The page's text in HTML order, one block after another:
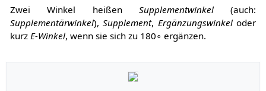
Zwei Winkel heißen Supplementwinkel(auch:
Supplementärwinkel),Supplement, Ergänzungswinkeloder
kurz E-Winkel, wenn sie sich zu 180∘ ergänzen.